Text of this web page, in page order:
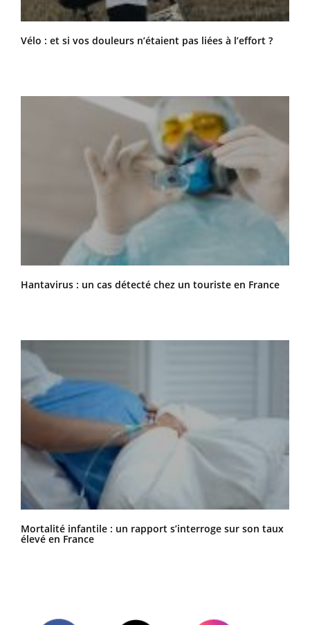
Vélo : et si vos douleurs n’étaient pas liées à l’effort ?
Hantavirus : un cas détecté chez un touriste en France
Mortalité infantile : un rapport s’interroge sur son taux
élevé en France